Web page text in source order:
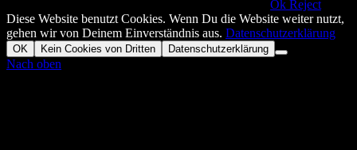
Ok Reject
Diese Website benutzt Cookies. Wenn Du die Website weiter nutzt,
gehen wir von Deinem Einverständnis aus. Datenschutzerklärung
OK Kein Cookies von Dritten Datenschutzerklärung
Nach oben